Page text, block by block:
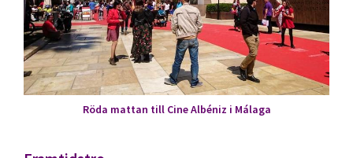
Röda mattan till Cine Albéniz i Málaga